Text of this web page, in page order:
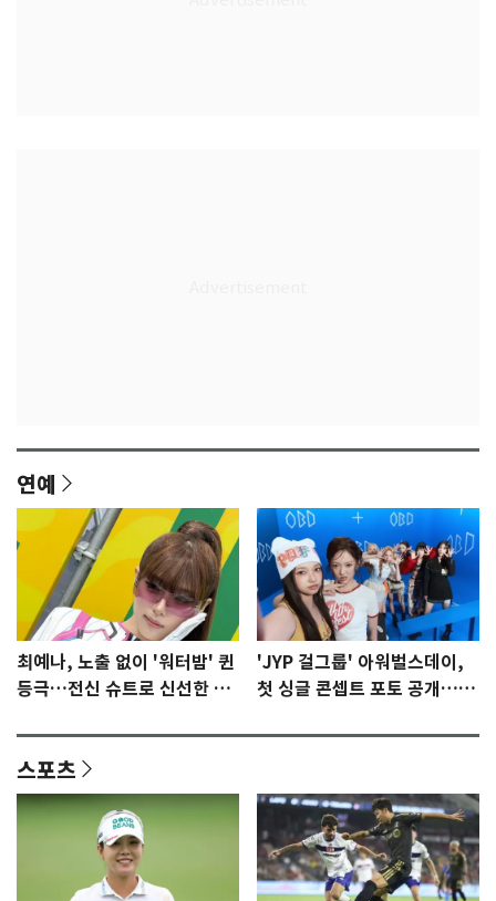
연예
최예나, 노출 없이 '워터밤' 퀸
등극…전신 슈트로 신선한 충
'JYP 걸그룹' 아워벌스데이,
첫 싱글 콘셉트 포토 공개…청
스포츠